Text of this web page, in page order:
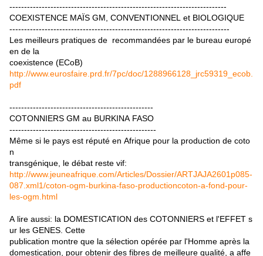
--------------------------------------------------------------------------
COEXISTENCE MAÏS GM, CONVENTIONNEL et BIOLOGIQUE
---------------------------------------------------------------------------
Les meilleurs pratiques de recommandées par le bureau europé
en de la
coexistence (ECoB)
http://www.eurosfaire.prd.fr/7pc/doc/1288966128_jrc59319_ecob.
pdf
-------------------------------------------------
COTONNIERS GM au BURKINA FASO
--------------------------------------------------
Même si le pays est réputé en Afrique pour la production de coto
n
transgénique, le débat reste vif:
http://www.jeuneafrique.com/Articles/Dossier/ARTJAJA2601p085-
087.xml1/coton-ogm-burkina-faso-productioncoton-a-fond-pour-
les-ogm.html
A lire aussi: la DOMESTICATION des COTONNIERS et l'EFFET s
ur les GENES. Cette
publication montre que la sélection opérée par l'Homme après la
domestication, pour obtenir des fibres de meilleure qualité, a affe